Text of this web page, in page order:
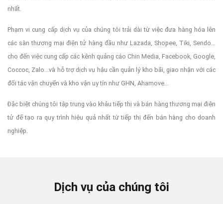
nhất.
Phạm vi cung cấp dịch vụ của chúng tôi trải dài từ việc đưa hàng hóa lên
các sàn thương mại điện tử hàng đầu như Lazada, Shopee, Tiki, Sendo...
cho đến việc cung cấp các kênh quảng cáo Chin Media, Facebook, Google,
Coccoc, Zalo...và hỗ trợ dịch vụ hậu cần quản lý kho bãi, giao nhận với các
đối tác vận chuyển và kho vận uy tín như GHN, Ahamove...
Đặc biệt chúng tôi tập trung vào khâu tiếp thị và bán hàng thương mại điện
tử để tạo ra quy trình hiệu quả nhất từ tiếp thị đến bán hàng cho doanh
nghiệp.
Dịch vụ của chúng tôi